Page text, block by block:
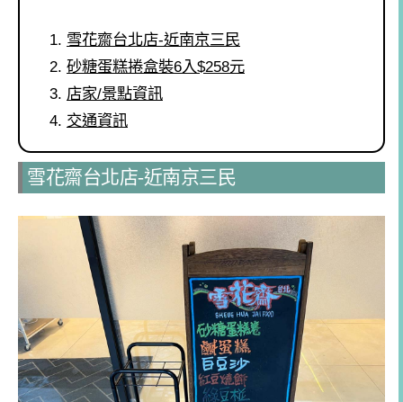
雪花齋台北店-近南京三民
砂糖蛋糕捲盒裝6入$258元
店家/景點資訊
交通資訊
雪花齋台北店-近南京三民